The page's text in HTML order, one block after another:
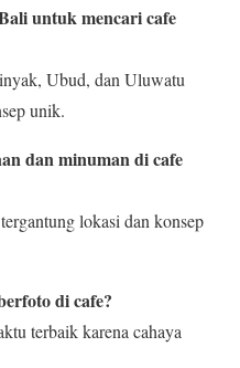
untuk mencari cafe
Ubud, dan Uluwatu
unik.
dan minuman di cafe
lokasi dan konsep
di cafe?
terbaik karena cahaya